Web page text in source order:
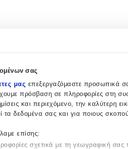
σας
μας επεξεργαζόμαστε προσωπικά
πρόσβαση σε πληροφορίες στη
και περιεχόμενο, την
τα δεδομένα σας και για ποιους
επίσης:
σχετικά με τη γεωγραφική σας